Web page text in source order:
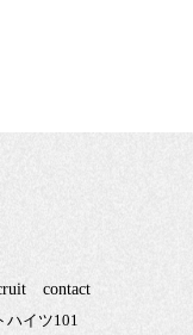
contact
ハイツ101